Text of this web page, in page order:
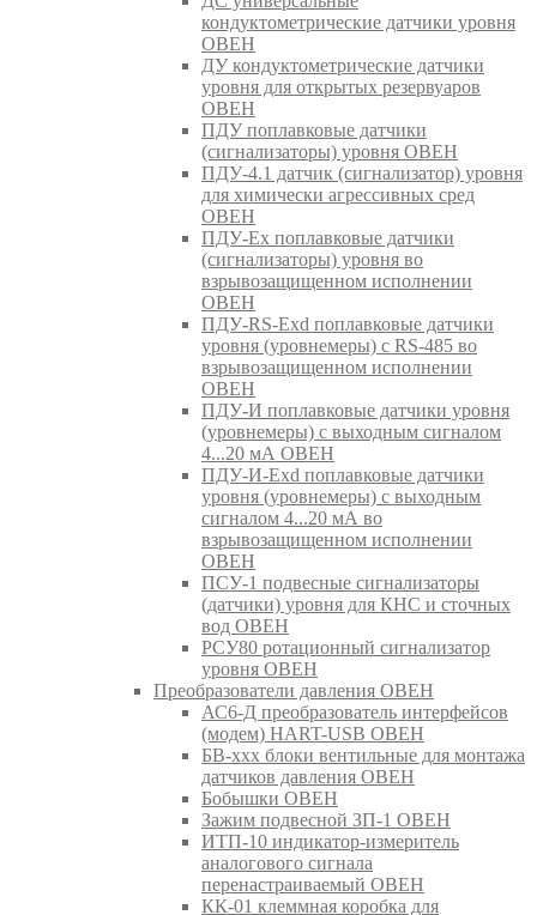
кондуктометрические датчики уровня
ОВЕН
ДУ кондуктометрические датчики
уровня для открытых резервуаров
ОВЕН
ПДУ поплавковые датчики
(сигнализаторы) уровня ОВЕН
ПДУ-4.1 датчик (сигнализатор) уровня
для химически агрессивных сред
ОВЕН
ПДУ-Ex поплавковые датчики
(сигнализаторы) уровня во
взрывозащищенном исполнении
ОВЕН
ПДУ-RS-Exd поплавковые датчики
уровня (уровнемеры) с RS-485 во
взрывозащищенном исполнении
ОВЕН
ПДУ-И поплавковые датчики уровня
(уровнемеры) с выходным сигналом
4...20 мА ОВЕН
ПДУ-И-Exd поплавковые датчики
уровня (уровнемеры) с выходным
сигналом 4...20 мА во
взрывозащищенном исполнении
ОВЕН
ПСУ-1 подвесные сигнализаторы
(датчики) уровня для КНС и сточных
вод ОВЕН
РСУ80 ротационный сигнализатор
уровня ОВЕН
Преобразователи давления ОВЕН
АС6-Д преобразователь интерфейсов
(модем) HART-USB ОВЕН
БВ-ххх блоки вентильные для монтажа
датчиков давления ОВЕН
Бобышки ОВЕН
Зажим подвесной ЗП-1 ОВЕН
ИТП-10 индикатор-измеритель
аналогового сигнала
перенастраиваемый ОВЕН
КК-01 клеммная коробка для